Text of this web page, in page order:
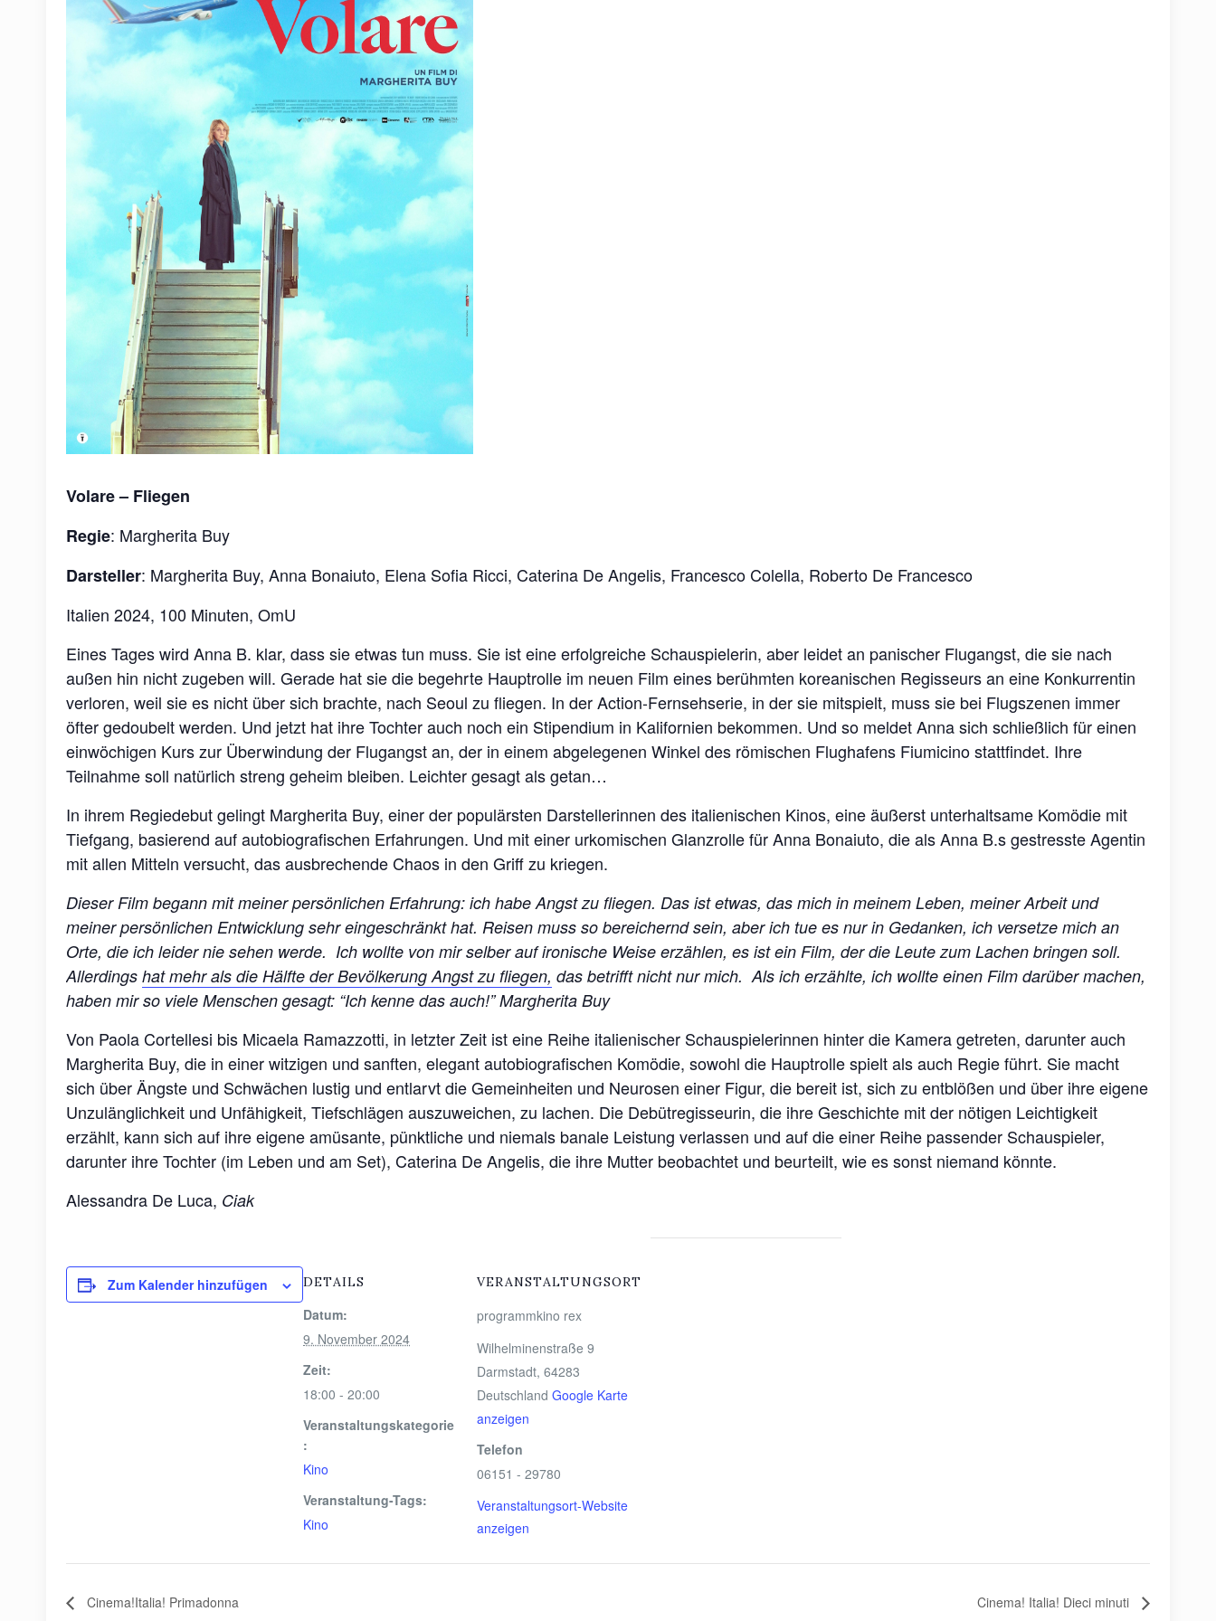
Volare – Fliegen
Regie: Margherita Buy
Darsteller: Margherita Buy, Anna Bonaiuto, Elena Sofia Ricci, Caterina De Angelis, Francesco Colella, Roberto De Francesco
Italien 2024, 100 Minuten, OmU
Eines Tages wird Anna B. klar, dass sie etwas tun muss. Sie ist eine erfolgreiche Schauspielerin, aber leidet an panischer Flugangst, die sie nach
außen hin nicht zugeben will. Gerade hat sie die begehrte Hauptrolle im neuen Film eines berühmten koreanischen Regisseurs an eine Konkurrentin
verloren, weil sie es nicht über sich brachte, nach Seoul zu fliegen. In der Action-Fernsehserie, in der sie mitspielt, muss sie bei Flugszenen immer
öfter gedoubelt werden. Und jetzt hat ihre Tochter auch noch ein Stipendium in Kalifornien bekommen. Und so meldet Anna sich schließlich für einen
einwöchigen Kurs zur Überwindung der Flugangst an, der in einem abgelegenen Winkel des römischen Flughafens Fiumicino stattfindet. Ihre
Teilnahme soll natürlich streng geheim bleiben. Leichter gesagt als getan…
In ihrem Regiedebut gelingt Margherita Buy, einer der populärsten Darstellerinnen des italienischen Kinos, eine äußerst unterhaltsame Komödie mit
Tiefgang, basierend auf autobiografischen Erfahrungen. Und mit einer urkomischen Glanzrolle für Anna Bonaiuto, die als Anna B.s gestresste Agentin
mit allen Mitteln versucht, das ausbrechende Chaos in den Griff zu kriegen.
Dieser Film begann mit meiner persönlichen Erfahrung: ich habe Angst zu fliegen. Das ist etwas, das mich in meinem Leben, meiner Arbeit und
meiner persönlichen Entwicklung sehr eingeschränkt hat. Reisen muss so bereichernd sein, aber ich tue es nur in Gedanken, ich versetze mich an
Orte, die ich leider nie sehen werde. Ich wollte von mir selber auf ironische Weise erzählen, es ist ein Film, der die Leute zum Lachen bringen soll.
Allerdingshat mehr als die Hälfte der Bevölkerung Angst zu fliegen, das betrifft nicht nur mich. Als ich erzählte, ich wollte einen Film darüber machen,
haben mir so viele Menschen gesagt: “Ich kenne das auch!”Margherita Buy
Von Paola Cortellesi bis Micaela Ramazzotti, in letzter Zeit ist eine Reihe italienischer Schauspielerinnen hinter die Kamera getreten, darunter auch
Margherita Buy, die in einer witzigen und sanften, elegant autobiografischen Komödie, sowohl die Hauptrolle spielt als auch Regie führt. Sie macht
sich über Ängste und Schwächen lustig und entlarvt die Gemeinheiten und Neurosen einer Figur, die bereit ist, sich zu entblößen und über ihre eigene
Unzulänglichkeit und Unfähigkeit, Tiefschlägen auszuweichen, zu lachen. Die Debütregisseurin, die ihre Geschichte mit der nötigen Leichtigkeit
erzählt, kann sich auf ihre eigene amüsante, pünktliche und niemals banale Leistung verlassen und auf die einer Reihe passender Schauspieler,
darunter ihre Tochter (im Leben und am Set), Caterina De Angelis, die ihre Mutter beobachtet und beurteilt, wie es sonst niemand könnte.
Alessandra De Luca, Ciak
Zum Kalender hinzufügen DETAILS
Datum:
9. November 2024
Zeit:
18:00 - 20:00
Veranstaltungskategorie
:
Kino
Veranstaltung-Tags:
Kino
VERANSTALTUNGSORT
programmkino rex
Wilhelminenstraße 9
Darmstadt, 64283
Deutschland Google Karte
anzeigen
Telefon
06151 - 29780
Veranstaltungsort-Website
anzeigen
Cinema!Italia! Primadonna Cinema! Italia! Dieci minuti